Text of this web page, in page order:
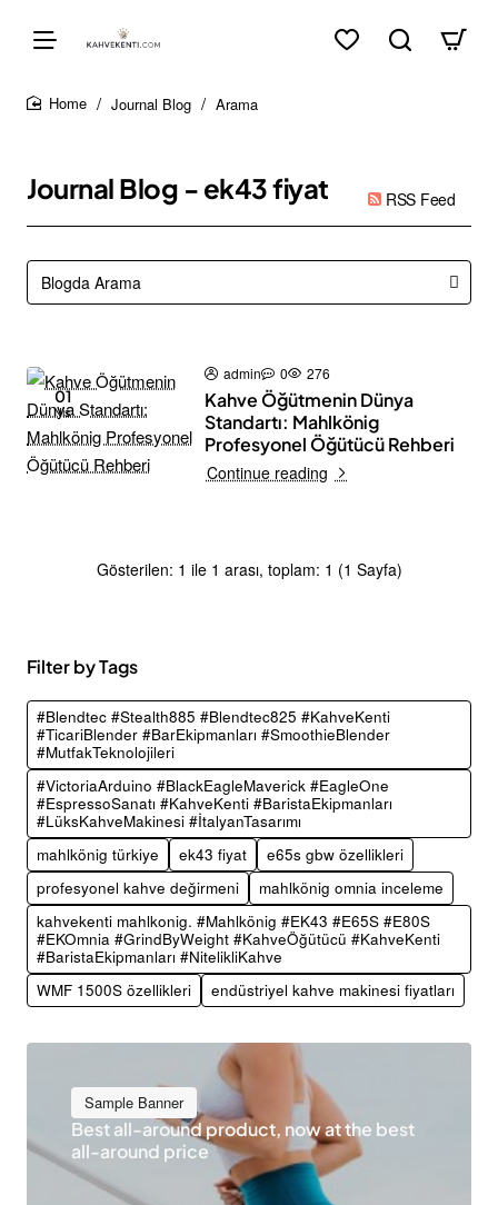
Journal Blog Arama
Journal Blog - ek43 fiyat RSS Feed
01
Nis
admin 0 276
Kahve Öğütmenin Dünya
Standartı: Mahlkönig
Profesyonel Öğütücü Rehberi
Continue reading
Gösterilen: 1 ile 1 arası, toplam: 1 (1 Sayfa)
Filter by Tags
#Blendtec #Stealth885 #Blendtec825 #KahveKenti
#TicariBlender #BarEkipmanları #SmoothieBlender
#MutfakTeknolojileri
#VictoriaArduino #BlackEagleMaverick #EagleOne
#EspressoSanatı #KahveKenti #BaristaEkipmanları
#LüksKahveMakinesi #İtalyanTasarımı
mahlkönig türkiye
ek43 fiyat
e65s gbw özellikleri
profesyonel kahve değirmeni
mahlkönig omnia inceleme
kahvekenti mahlkonig. #Mahlkönig #EK43 #E65S #E80S
#EKOmnia #GrindByWeight #KahveÖğütücü #KahveKenti
#BaristaEkipmanları #NitelikliKahve
WMF 1500S özellikleri
endüstriyel kahve makinesi fiyatları
Sample Banner
Best all-around product, now at the best
all-around price